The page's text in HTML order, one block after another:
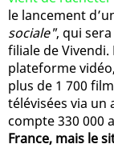
le lancement
sociale", qui
filiale de Vivendi.
plateforme
plus de 1 700
télévisées via un
compte 330 000
France, mais le